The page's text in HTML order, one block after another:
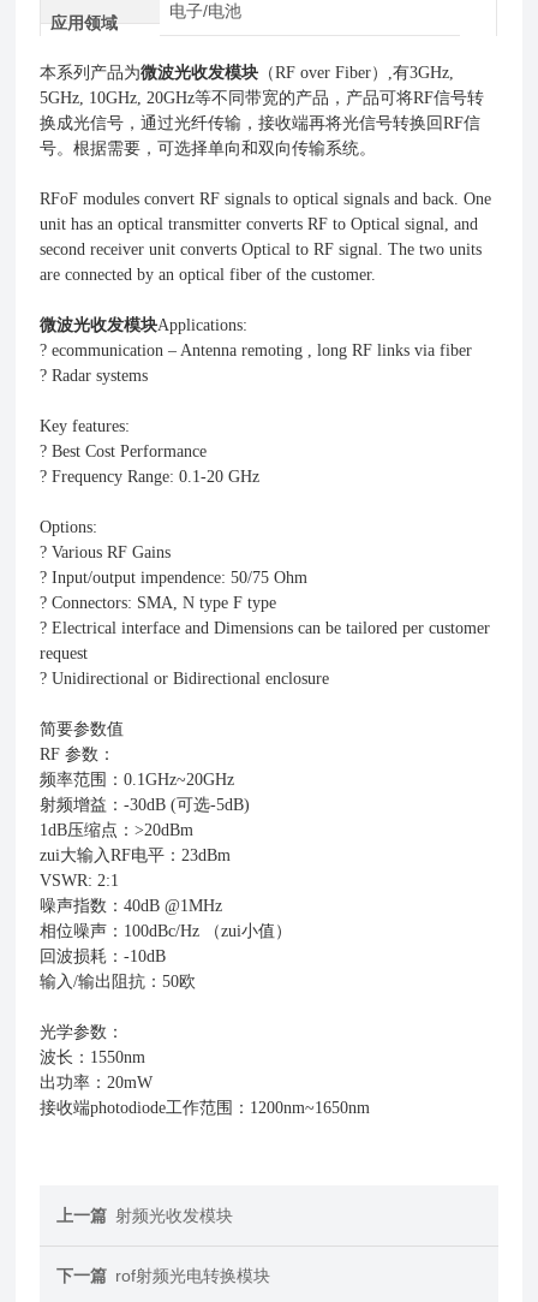
应用领域
电子/电池
本系列产品为微波光收发模块 （RF over Fiber）,有3GHz,
5GHz, 10GHz, 20GHz等不同带宽的产品，产品可将RF信号转
换成光信号，通过光纤传输，接收端再将光信号转换回RF信
号。根据需要，可选择单向和双向传输系统。
RFoF modules convert RF signals to optical signals and back. One
unit has an optical transmitter converts RF to Optical signal, and
second receiver unit converts Optical to RF signal. The two units
are connected by an optical fiber of the customer.
微波光收发模块Applications:
? ecommunication – Antenna remoting , long RF links via fiber
? Radar systems
Key features:
? Best Cost Performance
? Frequency Range: 0.1-20 GHz
Options:
? Various RF Gains
? Input/output impendence: 50/75 Ohm
? Connectors: SMA, N type F type
? Electrical interface and Dimensions can be tailored per customer
request
? Unidirectional or Bidirectional enclosure
简要参数值
RF 参数：
频率范围：0.1GHz~20GHz
射频增益：-30dB (可选-5dB)
1dB压缩点：>20dBm
zui大输入RF电平：23dBm
VSWR: 2:1
噪声指数：40dB @1MHz
相位噪声：100dBc/Hz （zui小值）
回波损耗：-10dB
输入/输出阻抗：50欧
光学参数：
波长：1550nm
出功率：20mW
接收端photodiode工作范围：1200nm~1650nm
上一篇 射频光收发模块
下一篇 rof射频光电转换模块